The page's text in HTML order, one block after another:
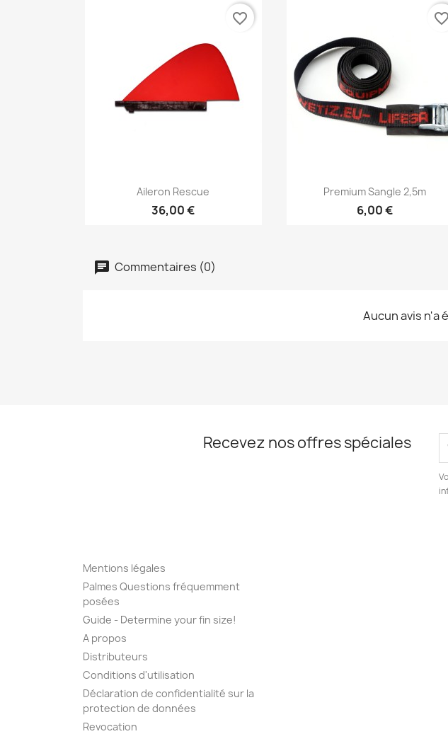
Aperçu rapide
Aileron Rescue
36,00 €
favorite_border
Aperçu rapide
Premium Sangle 2,5m
6,00 €
favorite_border
Commentaires (0)
Aucun avis n'a
Recevez nos offres spéciales
Mentions légales
Palmes Questions fréquemment
posées
Guide - Determine your fin size!
A propos
Distributeurs
Conditions d'utilisation
Déclaration de confidentialité sur la
protection de données
Revocation